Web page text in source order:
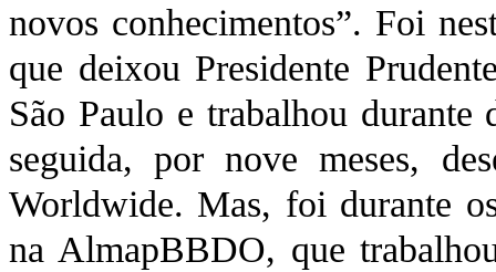
novos conhecimentos”. Foi
que deixou Presidente
São Paulo e trabalhou durante
seguida, por nove meses,
Worldwide. Mas, foi durante
na AlmapBBDO, que